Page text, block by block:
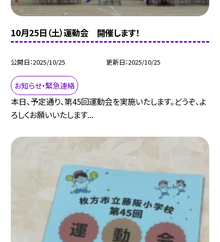
10月25日（土）運動会 開催します！
公開日 2025/10/25 更新日 2025/10/25
お知らせ・緊急連絡
本日、予定通り、第45回運動会を実施いたします。どうぞ、よ
ろしくお願いいたします...